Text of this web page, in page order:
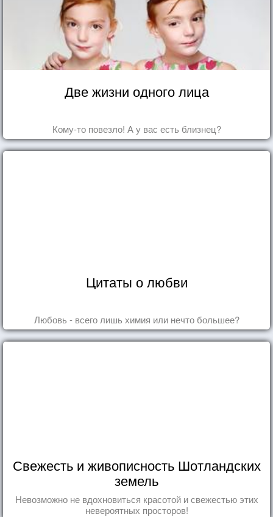
Две жизни одного лица
Кому-то повезло! А у вас есть близнец?
Цитаты о любви
Любовь - всего лишь химия или нечто большее?
Свежесть и живописность Шотландских
земель
Невозможно не вдохновиться красотой и свежестью этих
невероятных просторов!